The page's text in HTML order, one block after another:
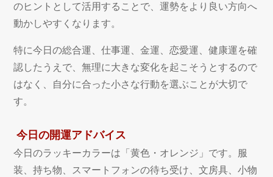
のヒントとして活用することで、運勢をより良い方向へ
動かしやすくなります。
特に今日の総合運、仕事運、金運、恋愛運、健康運を確
認したうえで、無理に大きな変化を起こそうとするので
はなく、自分に合った小さな行動を選ぶことが大切で
す。
今日の開運アドバイス
今日のラッキーカラーは「黄色・オレンジ」です。服
装、持ち物、スマートフォンの待ち受け、文房具、小物